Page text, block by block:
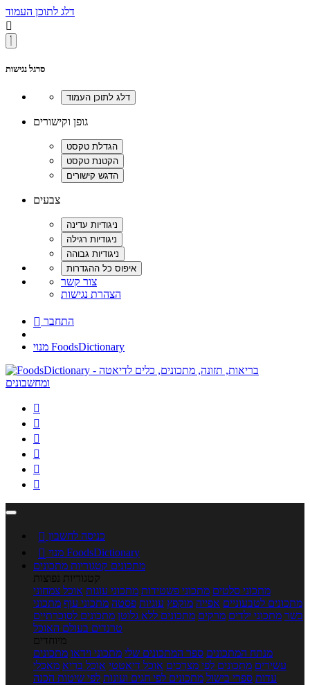
דלג לתוכן העמוד

סרגל נגישות
גופן וקישורים
צבעים
צור קשר
הצהרת נגישות
 התחבר
מנוי FoodsDictionary






 כניסה לחשבון

מנוי FoodsDictionary
מתכונים קטגוריות מתכונים
קטגוריות נפוצות
מתכוני סלטים מתכוני פשטידות מתכוני עוגות אוכל צמחוני
מתכונים לטבעוניים אפייה מוקפץ עוגיות פסטה מתכוני עוף מתכוני
בשר מתכוני ילדים מרקים מתכונים ללא גלוטן מתכונים לסוכרתיים
טרנדים בעולם האוכל
מיוחדים
מנתח המתכונים ספר המתכונים שלי מתכוני וידאו מתכונים
עשירים מתכונים לפי מצרכים אוכל דיאטטי אוכל בריא מאכלי
עדות ספרי בישול מתכונים לפי חגים ועונות לפי שיטות הכנה